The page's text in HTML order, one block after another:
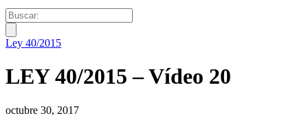
Ley 40/2015
LEY 40/2015 – Vídeo 20
octubre 30, 2017